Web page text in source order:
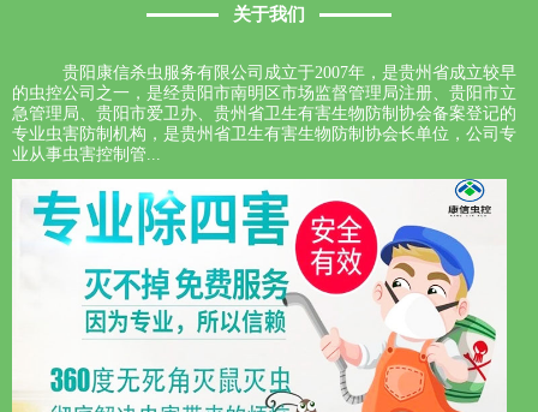
关于我们
贵阳康信杀虫服务有限公司成立于2007年，是贵州省成立较早
的虫控公司之一，是经贵阳市南明区市场监督管理局注册、贵阳市立
急管理局、贵阳市爱卫办、贵州省卫生有害生物防制协会备案登记的
专业虫害防制机构，是贵州省卫生有害生物防制协会长单位，公司专
业从事虫害控制管...